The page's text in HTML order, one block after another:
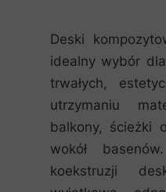
Deski
idealny wybór
trwałych,
utrzymaniu
balkony, ścieżki
wokół
koekstruzji